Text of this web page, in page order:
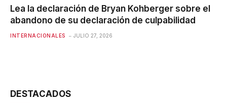
Lea la declaración de Bryan Kohberger sobre el
abandono de su declaración de culpabilidad
INTERNACIONALES JULIO 27, 2026
DESTACADOS